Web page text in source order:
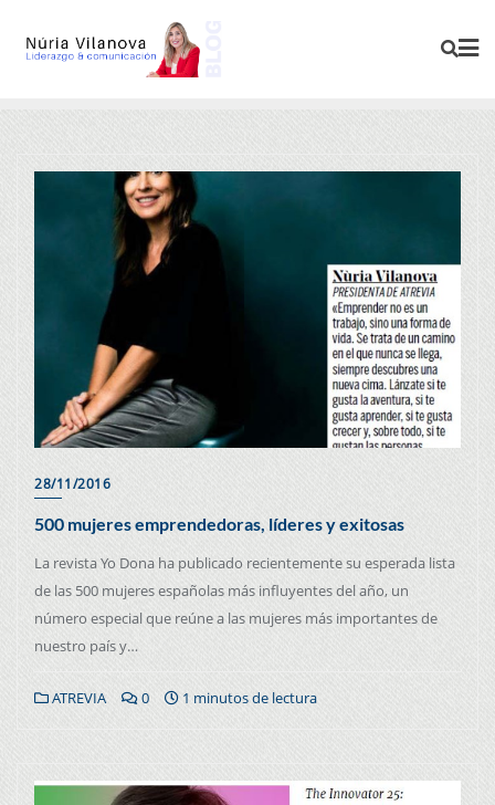
28/11/2016
500 mujeres emprendedoras, líderes y exitosas
La revista Yo Dona ha publicado recientemente su esperada lista
de las 500 mujeres españolas más influyentes del año, un
número especial que reúne a las mujeres más importantes de
nuestro país y…
ATREVIA 0 1 minutos de lectura